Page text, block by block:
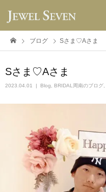
ブログ Sさま♡Aさま
Sさま♡Aさま
2023.04.01 Blog BRIDAL周南のブログ